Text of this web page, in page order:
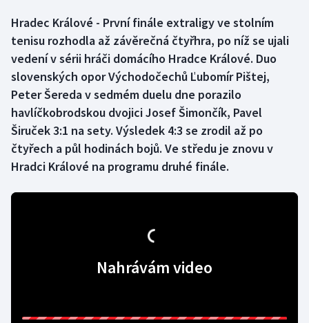
Box
Curling
Dostihy
Florbal
Futsal
Hradec Králové - První finále extraligy ve stolním
tenisu rozhodla až závěrečná čtyřhra, po níž se ujali
vedení v sérii hráči domácího Hradce Králové. Duo
slovenských opor Východočechů Ľubomír Pištej,
Peter Šereda v sedmém duelu dne porazilo
havlíčkobrodskou dvojici Josef Šimončík, Pavel
Širuček 3:1 na sety. Výsledek 4:3 se zrodil až po
čtyřech a půl hodinách bojů. Ve středu je znovu v
Hradci Králové na programu druhé finále.
Nahrávám video